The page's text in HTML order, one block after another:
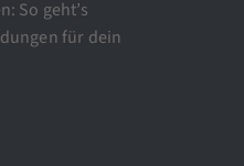
So geht’s
für dein